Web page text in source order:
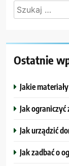
Szukaj:
Ostatnie
Jakie
Jak
Jak urządzić
Jak zadbać o